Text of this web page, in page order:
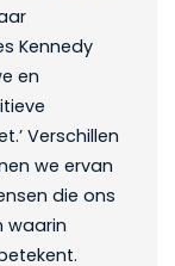
Kennedy
en
Verschillen
we ervan
die ons
waarin